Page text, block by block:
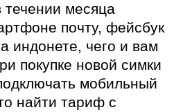
течении месяца
почту, фейсбук
индонете, чего и вам
покупке новой симки
мобильный
найти тариф с